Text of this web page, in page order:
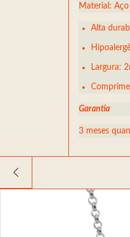
Material:
Alta
Largura:
Garantia
3 meses